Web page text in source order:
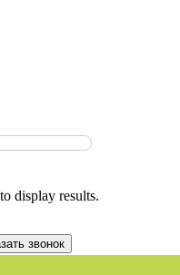
display results.
звонок